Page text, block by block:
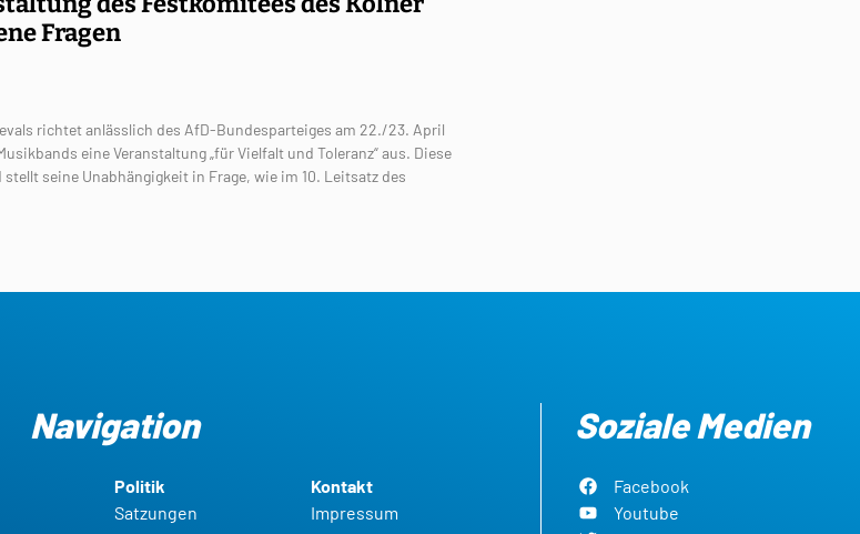
Fragen
richtet anlässlich des AfD-Bundesparteiges am 22./23. April
eine Veranstaltung „für Vielfalt und Toleranz“ aus. Diese
seine Unabhängigkeit in Frage, wie im 10. Leitsatz des
Navigation
Politik
Satzungen
Kontakt
Impressum
Soziale Medien
Facebook
Youtube